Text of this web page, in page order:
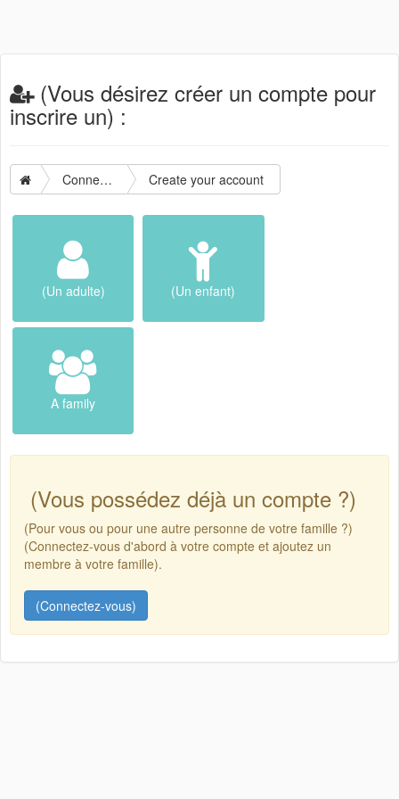
(Vous désirez créer un compte pour
inscrire un) :
Connection Create your account
(Un adulte) (Un enfant)
A family
(Vous possédez déjà un compte ?)
(Pour vous ou pour une autre personne de votre famille ?)
(Connectez-vous d'abord à votre compte et ajoutez un
membre à votre famille).
(Connectez-vous)